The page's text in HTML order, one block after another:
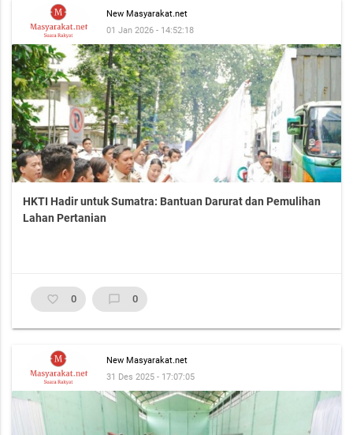
New Masyarakat.net
01 Jan 2026 - 14:52:18
HKTI Hadir untuk Sumatra: Bantuan Darurat dan Pemulihan
Lahan Pertanian
favorite_border 0 chat_bubble_outline 0
New Masyarakat.net
31 Des 2025 - 17:07:05